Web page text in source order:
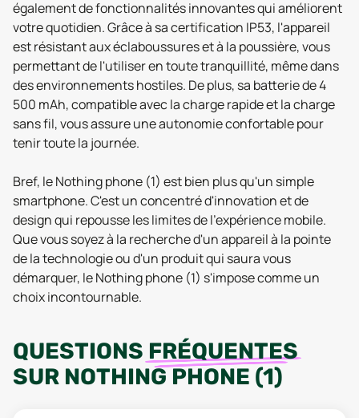
également de fonctionnalités innovantes qui améliorent
votre quotidien. Grâce à sa certification IP53, l'appareil
est résistant aux éclaboussures et à la poussière, vous
permettant de l'utiliser en toute tranquillité, même dans
des environnements hostiles. De plus, sa batterie de 4
500 mAh, compatible avec la charge rapide et la charge
sans fil, vous assure une autonomie confortable pour
tenir toute la journée.
Bref, le Nothing phone (1) est bien plus qu'un simple
smartphone. C'est un concentré d'innovation et de
design qui repousse les limites de l'expérience mobile.
Que vous soyez à la recherche d'un appareil à la pointe
de la technologie ou d'un produit qui saura vous
démarquer, le Nothing phone (1) s'impose comme un
choix incontournable.
QUESTIONS FRÉQUENTES
SUR NOTHING PHONE (1)